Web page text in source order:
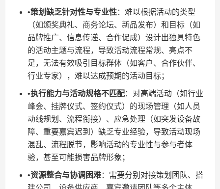
•​​策划缺乏针对性与专业性​​：难以根据活动的类型
（如颁奖典礼、商务论坛、新品发布）和目标（如
品牌推广、信息传递、合作促成）设计出独具特色
的活动主题与流程，导致活动流程常规、亮点不
足，无法有效吸引目标群体（如客户、合作伙伴、
行业专家），难以达成预期的活动目标；
•​​执行能力与活动规格不匹配​​：对高端活动（如行业
峰会、挂牌仪式、签约仪式）的现场管理（如人员
动线规划、流程衔接）、应急处理（如突发设备故
障、重要嘉宾迟到）缺乏专业经验，导致活动现场
混乱、流程脱节，影响活动的专业性与参与者体
验，甚至可能损害品牌形象；
•​​资源整合与协调困难​​：需要分别对接策划团队、搭